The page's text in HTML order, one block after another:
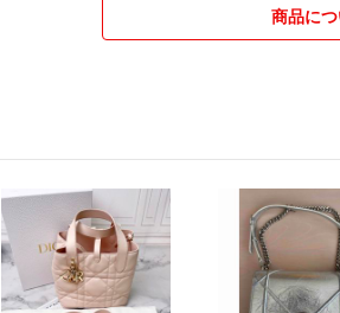
■商品販売 （即購入OK!）
基本的に値下げ交渉はおこな
ム上、購入者が優先されますの
■商品発送
トラブルを避けるために発送は
し「定形外郵便のみ」は利用い
商品に